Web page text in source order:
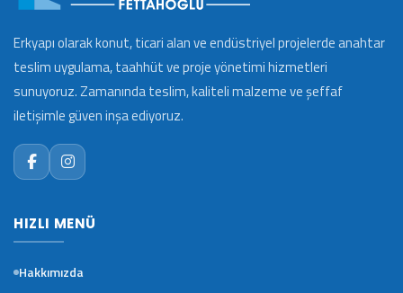
Erkyapı olarak konut, ticari alan ve endüstriyel projelerde anahtar
teslim uygulama, taahhüt ve proje yönetimi hizmetleri
sunuyoruz. Zamanında teslim, kaliteli malzeme ve şeffaf
iletişimle güven inşa ediyoruz.
HIZLI MENÜ
Hakkımızda